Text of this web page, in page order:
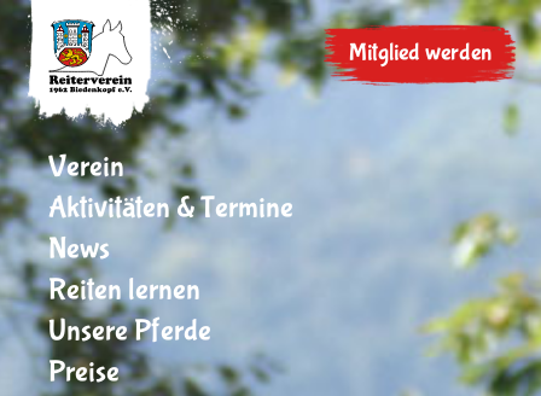
Mitglied werden
Verein
Aktivitäten & Termine
News
Reiten lernen
Unsere Pferde
Preise